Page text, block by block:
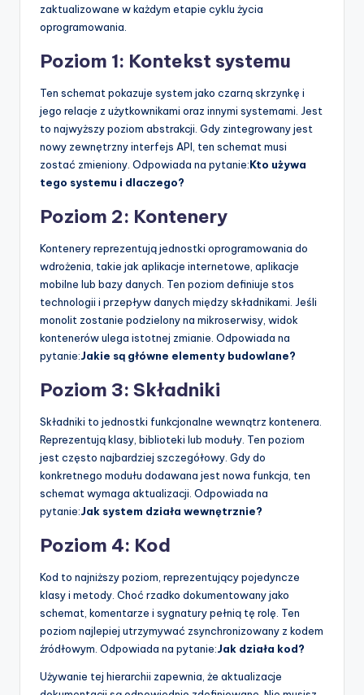
zaktualizowane w każdym etapie cyklu życia
oprogramowania.
Poziom 1: Kontekst systemu
Ten schemat pokazuje system jako czarną skrzynkę i
jego relacje z użytkownikami oraz innymi systemami. Jest
to najwyższy poziom abstrakcji. Gdy zintegrowany jest
nowy zewnętrzny interfejs API, ten schemat musi
zostać zmieniony. Odpowiada na pytanie:Kto używa
tego systemu i dlaczego?
Poziom 2: Kontenery
Kontenery reprezentują jednostki oprogramowania do
wdrożenia, takie jak aplikacje internetowe, aplikacje
mobilne lub bazy danych. Ten poziom definiuje stos
technologii i przepływ danych między składnikami. Jeśli
monolit zostanie podzielony na mikroserwisy, widok
kontenerów ulega istotnej zmianie. Odpowiada na
pytanie:Jakie są główne elementy budowlane?
Poziom 3: Składniki
Składniki to jednostki funkcjonalne wewnątrz kontenera.
Reprezentują klasy, biblioteki lub moduły. Ten poziom
jest często najbardziej szczegółowy. Gdy do
konkretnego modułu dodawana jest nowa funkcja, ten
schemat wymaga aktualizacji. Odpowiada na
pytanie:Jak system działa wewnętrznie?
Poziom 4: Kod
Kod to najniższy poziom, reprezentujący pojedyncze
klasy i metody. Choć rzadko dokumentowany jako
schemat, komentarze i sygnatury pełnią tę rolę. Ten
poziom najlepiej utrzymywać zsynchronizowany z kodem
źródłowym. Odpowiada na pytanie:Jak działa kod?
Używanie tej hierarchii zapewnia, że aktualizacje